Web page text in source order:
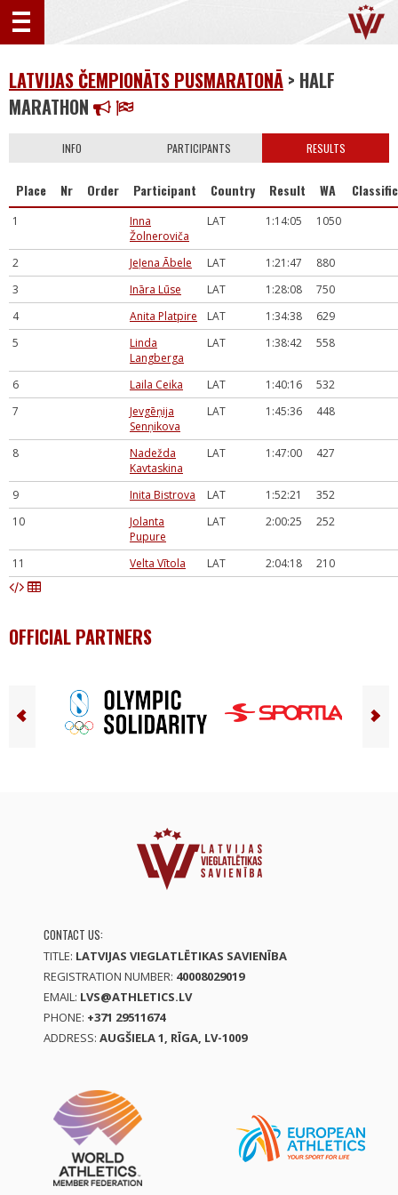
LATVIJAS ČEMPIONĀTS PUSMARATONĀ > HALF
MARATHON
INFO PARTICIPANTS RESULTS
Place Nr Order Participant Country Result WA
1
Inna
Žolneroviča
LAT 1:14:05 1050
2 Jeļena Ābele LAT 1:21:47
880
3
Ināra Lūse LAT 1:28:08
750
4
Anita Platpire LAT 1:34:38
629
5
Linda
Langberga
LAT 1:38:42 558
6 Laila Ceika LAT 1:40:16
532
7
Jevgēņija
Senņikova
LAT 1:45:36 448
8
Nadežda
Kavtaskina
LAT 1:47:00 427
9 Inita Bistrova LAT 1:52:21
352
10
Jolanta
Pupure
LAT 2:00:25 252
11 Velta Vītola LAT 2:04:18 210
OFFICIAL PARTNERS
CONTACT US:
TITLE: LATVIJAS VIEGLATLĒTIKAS SAVIENĪBA
REGISTRATION NUMBER: 40008029019
EMAIL: LVS@ATHLETICS.LV
PHONE: +371 29511674
ADDRESS: AUGŠIELA 1, RĪGA, LV-1009